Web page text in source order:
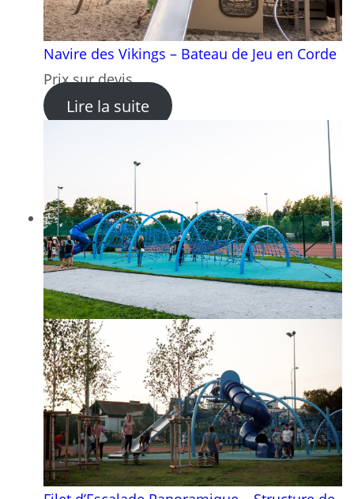
Navire des Vikings – Bateau de Jeu en Corde
Prix sur devis
Lire la suite: Navire des Vikings –